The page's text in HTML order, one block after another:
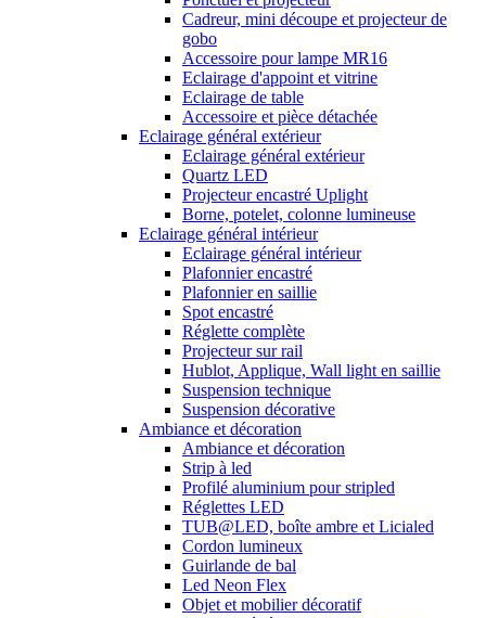
Cadreur, mini découpe et projecteur de
gobo
Accessoire pour lampe MR16
Eclairage d'appoint et vitrine
Eclairage de table
Accessoire et pièce détachée
Eclairage général extérieur
Eclairage général extérieur
Quartz LED
Projecteur encastré Uplight
Borne, potelet, colonne lumineuse
Eclairage général intérieur
Eclairage général intérieur
Plafonnier encastré
Plafonnier en saillie
Spot encastré
Réglette complète
Projecteur sur rail
Hublot, Applique, Wall light en saillie
Suspension technique
Suspension décorative
Ambiance et décoration
Ambiance et décoration
Strip à led
Profilé aluminium pour stripled
Réglettes LED
TUB@LED, boîte ambre et Licialed
Cordon lumineux
Guirlande de bal
Led Neon Flex
Objet et mobilier décoratif